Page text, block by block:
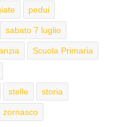
pedui
sabato 7 luglio
Scuola Primaria
stelle storia
zornasco